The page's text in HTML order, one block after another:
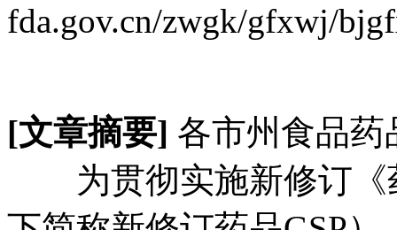
fda.gov.cn/zwgk/gfxwj/
[文章摘要] 各市州食品
为贯彻实施新修订《